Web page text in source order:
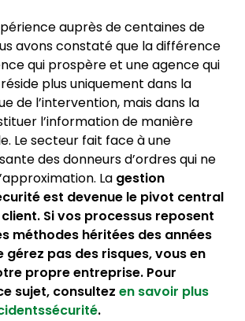
auprès de centaines de
avons constaté que la différence
qui prospère et une agence qui
plus uniquement dans la
de l’intervention, mais dans la
l’information de manière
Le secteur fait face à une
des donneurs d’ordres qui ne
La gestion
est devenue le pivot central
Si vos processus reposent
méthodes héritées des années
gérez pas des risques, vous en
propre entreprise. Pour
sujet, consultez en savoir plus
.